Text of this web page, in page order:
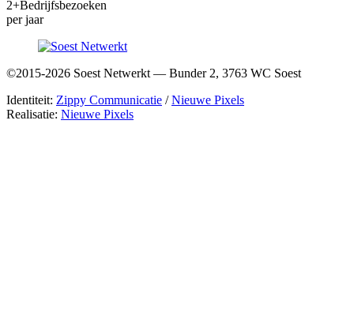
2+Bedrijfsbezoeken
per jaar
©2015-2026 Soest Netwerkt — Bunder 2, 3763 WC Soest
Identiteit: Zippy Communicatie /Nieuwe Pixels
Realisatie: Nieuwe Pixels